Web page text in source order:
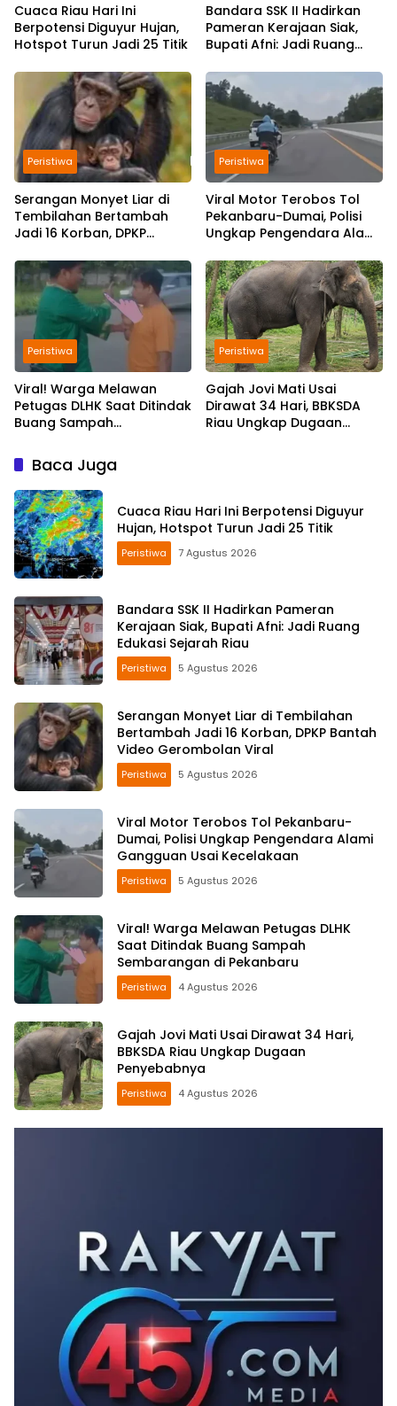
Cuaca Riau Hari Ini
Berpotensi Diguyur Hujan,
Hotspot Turun Jadi 25 Titik
Bandara SSK II Hadirkan
Pameran Kerajaan Siak,
Bupati Afni: Jadi Ruang
Peristiwa
Serangan Monyet Liar di
Tembilahan Bertambah
Jadi 16 Korban, DPKP
Viral
Peristiwa
Viral Motor Terobos Tol
Pekanbaru-Dumai, Polisi
Ungkap Pengendara Alami
Kecelakaan
Peristiwa
Viral! Warga Melawan
Petugas DLHK Saat Ditindak
Buang Sampah
Pekanbaru
Peristiwa
Gajah Jovi Mati Usai
Dirawat 34 Hari, BBKSDA
Riau Ungkap Dugaan
Baca Juga
Cuaca Riau Hari Ini Berpotensi Diguyur
Hujan, Hotspot Turun Jadi 25 Titik
Peristiwa 7 Agustus 2026
Bandara SSK II Hadirkan Pameran
Kerajaan Siak, Bupati Afni: Jadi Ruang
Edukasi Sejarah Riau
Peristiwa 5 Agustus 2026
Serangan Monyet Liar di Tembilahan
Bertambah Jadi 16 Korban, DPKP Bantah
Video Gerombolan Viral
Peristiwa 5 Agustus 2026
Viral Motor Terobos Tol Pekanbaru-
Dumai, Polisi Ungkap Pengendara Alami
Gangguan Usai Kecelakaan
Peristiwa 5 Agustus 2026
Viral! Warga Melawan Petugas DLHK
Saat Ditindak Buang Sampah
Sembarangan di Pekanbaru
Peristiwa 4 Agustus 2026
Gajah Jovi Mati Usai Dirawat 34 Hari,
BBKSDA Riau Ungkap Dugaan
Penyebabnya
Peristiwa 4 Agustus 2026